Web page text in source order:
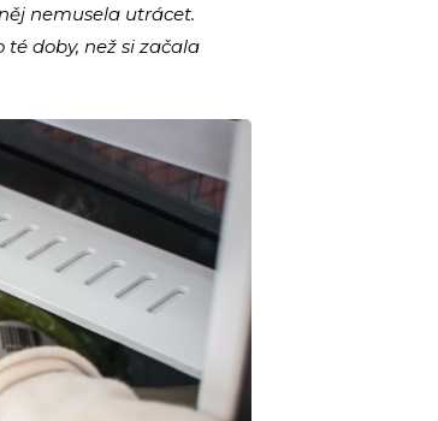
nemusela utrácet.
doby, než si začala